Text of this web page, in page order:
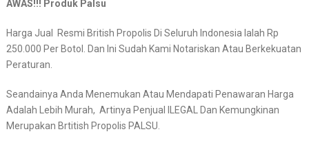
AWAS!!! Produk Palsu
Harga Jual Resmi British Propolis Di Seluruh Indonesia Ialah Rp
250.000 Per Botol. Dan Ini Sudah Kami Notariskan Atau Berkekuatan
Peraturan.
Seandainya Anda Menemukan Atau Mendapati Penawaran Harga
Adalah Lebih Murah, Artinya Penjual ILEGAL Dan Kemungkinan
Merupakan Brtitish Propolis PALSU.